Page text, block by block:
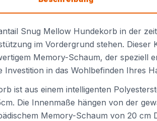
Snug Mellow Hundekorb in der
im Vordergrund stehen.
Memory-Schaum, der speziell
Investition in das Wohlbefinden Ihres
ist aus einem intelligenten
Die Innenmaße hängen von der
Memory-Schaum von 20 cm